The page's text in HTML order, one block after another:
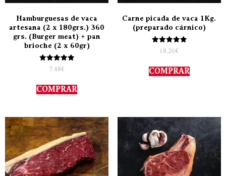
Hamburguesas de vaca
artesana (2 x 180grs.) 360
grs. (Burger meat) + pan
brioche (2 x 60gr)
Valorado
con
de 5
7,48€
COMPRAR
Carne picada de vaca 1Kg.
(preparado cárnico)
Valorado
con
de 5
18,26€
COMPRAR